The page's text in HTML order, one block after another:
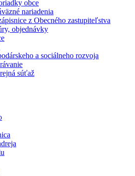
obce
nariadenia
z Obecného zastupiteľstva
objednávky
a sociálneho rozvoja
súťaž